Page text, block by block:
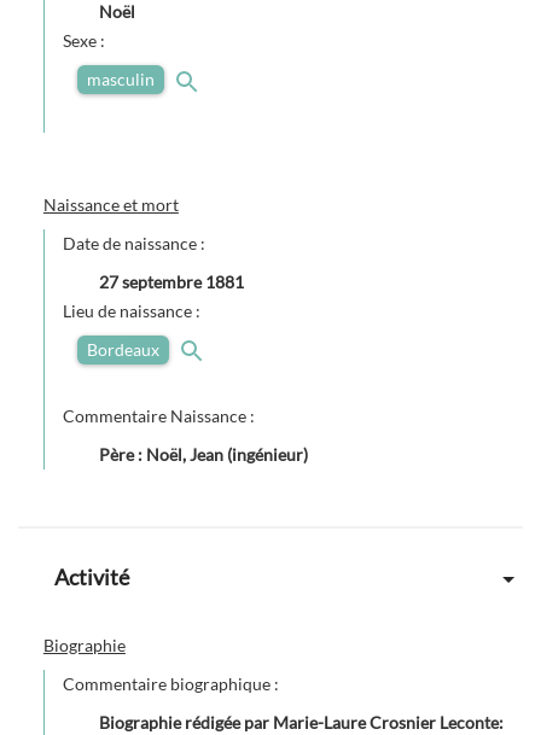
Noël
Sexe :
masculin
Naissance et mort
Date de naissance :
27 septembre 1881
Lieu de naissance :
Bordeaux
Commentaire Naissance :
Père : Noël, Jean (ingénieur)
Activité
Biographie
Commentaire biographique :
Biographie rédigée par Marie-Laure Crosnier Leconte: